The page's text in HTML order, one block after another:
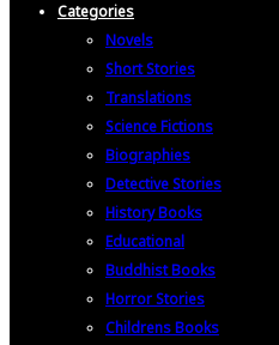
Categories
Novels
Short Stories
Translations
Science Fictions
Biographies
Detective Stories
History Books
Educational
Buddhist Books
Horror Stories
Childrens Books